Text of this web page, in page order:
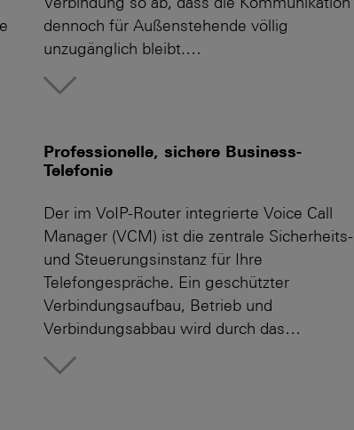
Verbindung so ab, dass die Kommunikation
dennoch für Außenstehende völlig
unzugänglich bleibt.…
More
Professionelle, sichere Business-
Telefonie
Der im VoIP-Router integrierte Voice Call
Manager (VCM) ist die zentrale Sicherheits-
und Steuerungsinstanz für Ihre
Telefongespräche. Ein geschützter
Verbindungsaufbau, Betrieb und
Verbindungsabbau wird durch das…
More